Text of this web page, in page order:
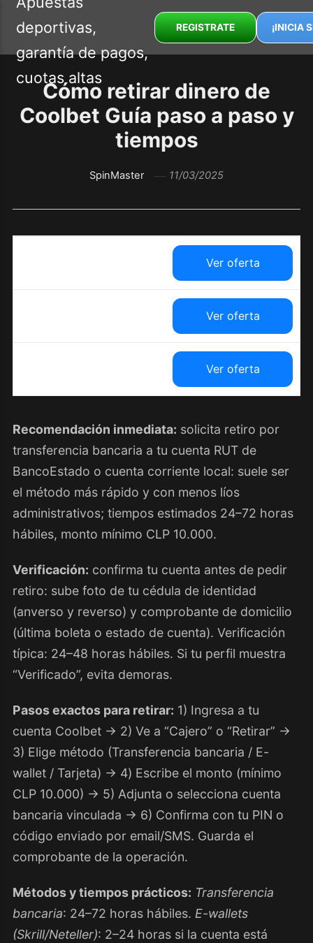
REGISTRATE ¡INICIA
Cómo retirar dinero de
Coolbet Guía paso a paso y
tiempos
SpinMaster 11/03/2025
Ver oferta
Ver oferta
Ver oferta
Recomendación inmediata: solicita retiro por
transferencia bancaria a tu cuenta RUT de
BancoEstado o cuenta corriente local: suele ser
el método más rápido y con menos líos
administrativos; tiempos estimados 24–72 horas
hábiles, monto mínimo CLP 10.000.
Verificación: confirma tu cuenta antes de pedir
retiro: sube foto de tu cédula de identidad
(anverso y reverso) y comprobante de domicilio
(última boleta o estado de cuenta). Verificación
típica: 24–48 horas hábiles. Si tu perfil muestra
“Verificado”, evita demoras.
Pasos exactos para retirar: 1) Ingresa a tu
cuenta Coolbet → 2) Ve a “Cajero” o “Retirar” →
3) Elige método (Transferencia bancaria / E-
wallet / Tarjeta) → 4) Escribe el monto (mínimo
CLP 10.000) → 5) Adjunta o selecciona cuenta
bancaria vinculada → 6) Confirma con tu PIN o
código enviado por email/SMS. Guarda el
comprobante de la operación.
Métodos y tiempos prácticos: Transferencia
bancaria: 24–72 horas hábiles. E-wallets
(Skrill/Neteller): 2–24 horas si la cuenta está